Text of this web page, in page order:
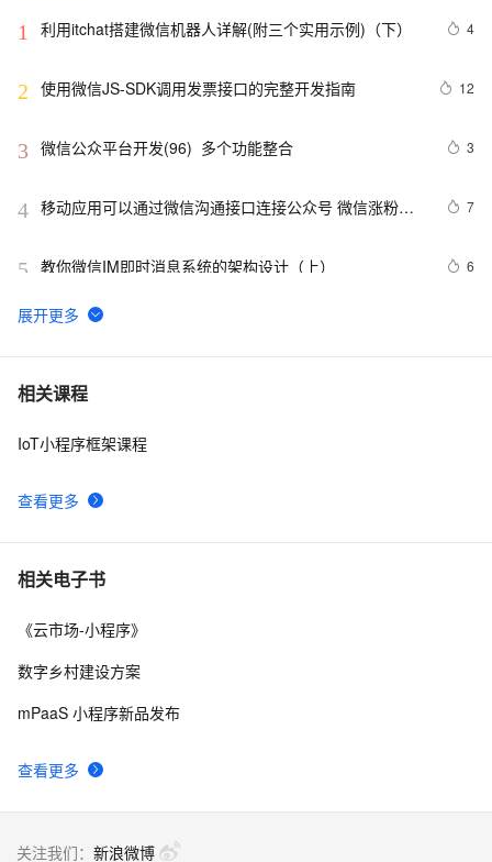
1 利用itchat搭建微信机器人详解(附三个实用示例)（下） 4
2 使用微信JS-SDK调用发票接口的完整开发指南 12
3 微信公众平台开发(96)  多个功能整合 3
4 移动应用可以通过微信沟通接口连接公众号 微信涨粉多
7
5 教你微信IM即时消息系统的架构设计（上） 6
6 微信公众平台开发(1)--账号注册流程图文详解
7 获取微信access_token每天超过规定次数解决方案
8 【DevOps】（五）Jenkins构建给企业微信推送消息
9 微信支付服务商，可视化进件特约商户
10
相关课程
查看更多
IoT小程序框架课程
相关电子书
查看更多
《云市场-小程序》
数字乡村建设方案
mPaaS 小程序新品发布
关注我们： 新浪微博